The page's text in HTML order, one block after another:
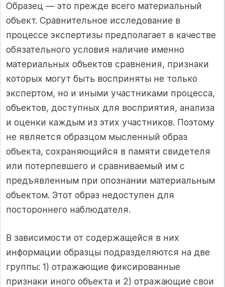
Образец — это прежде всего материальный
объект. Сравнительное исследование в
процессе экспертизы предполагает в качестве
обязательного условия наличие именно
материальных объектов сравнения, признаки
которых могут быть восприняты не только
экспертом, но и иными участниками процесса,
объектов, доступных для восприятия, анализа
и оценки каждым из этих участников. Поэтому
не является образцом мысленный образ
объекта, сохраняющийся в памяти свидетеля
или потерпевшего и сравниваемый им с
предъявленным при опознании материальным
объектом. Этот образ недоступен для
постороннего наблюдателя.
В зависимости от содержащейся в них
информации образцы подразделяются на две
группы: 1) отражающие фиксированные
признаки иного объекта и 2) отражающие свои